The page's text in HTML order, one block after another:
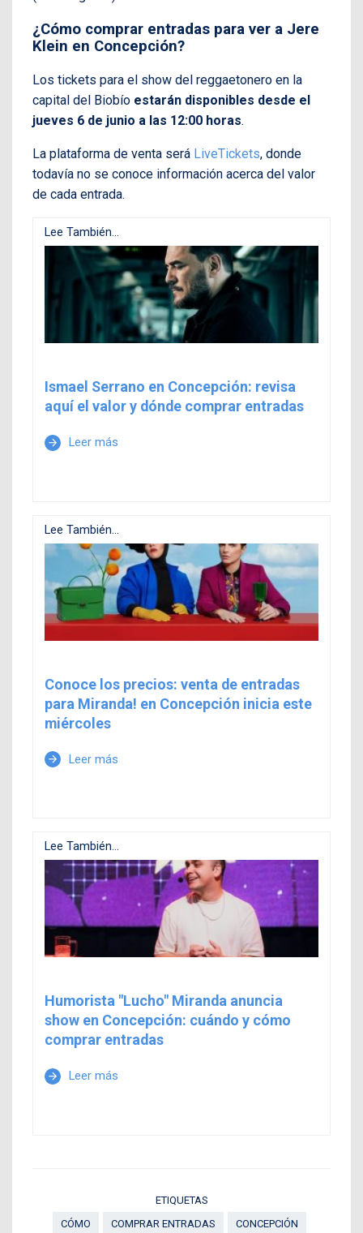
¿Cómo comprar entradas para ver a Jere
Klein en Concepción?
Los tickets para el show del reggaetonero en la
capital del Biobío estarán disponibles desde el
jueves 6 de junio a las 12:00 horas.
La plataforma de venta será LiveTickets, donde
todavía no se conoce información acerca del valor
de cada entrada.
Lee También...
Ismael Serrano en Concepción: revisa
aquí el valor y dónde comprar entradas
arrow_forward Leer más
Lee También...
Conoce los precios: venta de entradas
para Miranda! en Concepción inicia este
miércoles
arrow_forward Leer más
Lee También...
Humorista "Lucho" Miranda anuncia
show en Concepción: cuándo y cómo
comprar entradas
arrow_forward Leer más
ETIQUETAS
CÓMO
COMPRAR ENTRADAS CONCEPCIÓN